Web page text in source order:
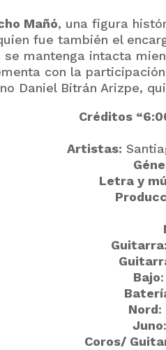
Mañó, una figura
fue también el
se mantenga intacta
con la
Daniel Bitrán Arizpe,
Créditos
Artistas:
Letra y
Guitarra:
Bajo
Nord:
Juno
Coros/